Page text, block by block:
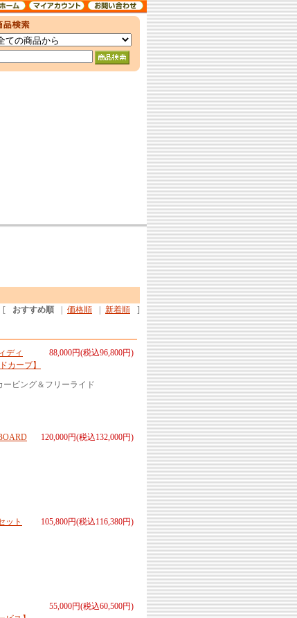
[ おすすめ順 価格順 新着順
]
88,000円(税込96,800円)
ディ
カーブ】
ビング＆フリーライド
120,000円(税込132,000円)
105,800円(税込116,380円)
ット
55,000円(税込60,500円)